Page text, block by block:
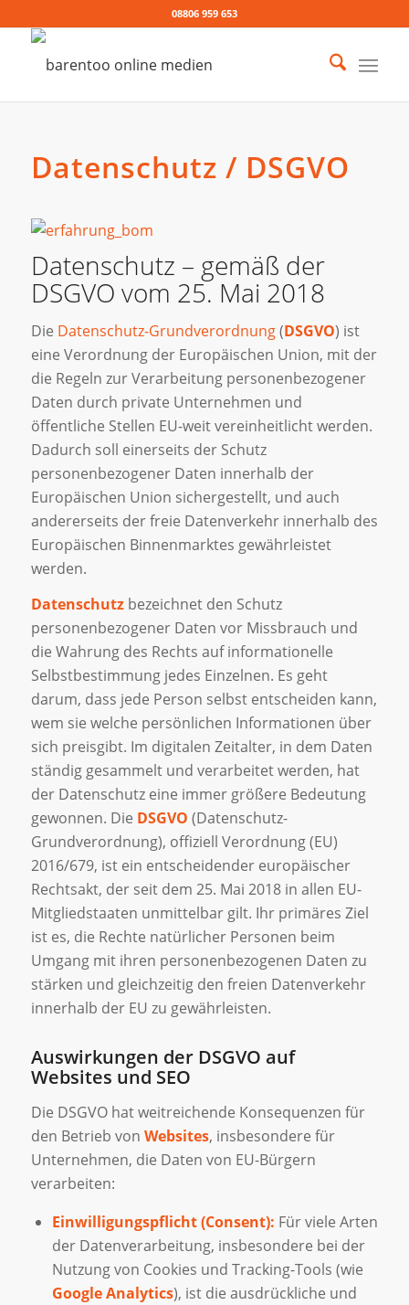
08806 959 653
Datenschutz / DSGVO
Datenschutz – gemäß der
DSGVO vom 25. Mai 2018
Die Datenschutz-Grundverordnung(DSGVO) ist
eine Verordnung der Europäischen Union, mit der
die Regeln zur Verarbeitung personenbezogener
Daten durch private Unternehmen und
öffentliche Stellen EU-weit vereinheitlicht werden.
Dadurch soll einerseits der Schutz
personenbezogener Daten innerhalb der
Europäischen Union sichergestellt, und auch
andererseits der freie Datenverkehr innerhalb des
Europäischen Binnenmarktes gewährleistet
werden.
Datenschutzbezeichnet den Schutz
personenbezogener Daten vor Missbrauch und
die Wahrung des Rechts auf informationelle
Selbstbestimmung jedes Einzelnen. Es geht
darum, dass jede Person selbst entscheiden kann,
wem sie welche persönlichen Informationen über
sich preisgibt. Im digitalen Zeitalter, in dem Daten
ständig gesammelt und verarbeitet werden, hat
der Datenschutz eine immer größere Bedeutung
gewonnen. Die DSGVO (Datenschutz-
Grundverordnung), offiziell Verordnung (EU)
2016/679, ist ein entscheidender europäischer
Rechtsakt, der seit dem 25. Mai 2018 in allen EU-
Mitgliedstaaten unmittelbar gilt. Ihr primäres Ziel
ist es, die Rechte natürlicher Personen beim
Umgang mit ihren personenbezogenen Daten zu
stärken und gleichzeitig den freien Datenverkehr
innerhalb der EU zu gewährleisten.
Auswirkungen der DSGVO auf
Websites und SEO
Die DSGVO hat weitreichende Konsequenzen für
den Betrieb von Websites, insbesondere für
Unternehmen, die Daten von EU-Bürgern
verarbeiten:
Einwilligungspflicht (Consent): Für viele Arten
der Datenverarbeitung, insbesondere bei der
Nutzung von Cookies und Tracking-Tools (wie
Google Analytics), ist die ausdrückliche und